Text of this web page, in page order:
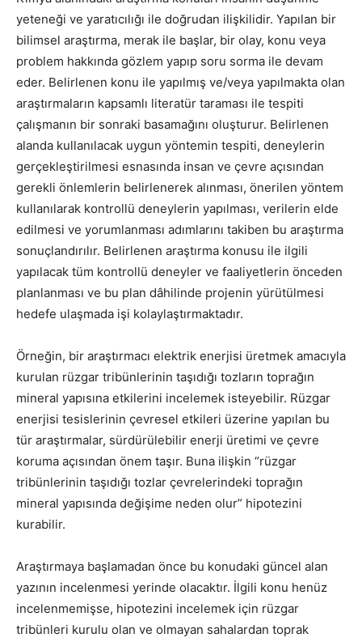
yeteneği ve yaratıcılığı ile doğrudan ilişkilidir. Yapılan bir
bilimsel araştırma, merak ile başlar, bir olay, konu veya
problem hakkında gözlem yapıp soru sorma ile devam
eder. Belirlenen konu ile yapılmış ve/veya yapılmakta olan
araştırmaların kapsamlı literatür taraması ile tespiti
çalışmanın bir sonraki basamağını oluşturur. Belirlenen
alanda kullanılacak uygun yöntemin tespiti, deneylerin
gerçekleştirilmesi esnasında insan ve çevre açısından
gerekli önlemlerin belirlenerek alınması, önerilen yöntem
kullanılarak kontrollü deneylerin yapılması, verilerin elde
edilmesi ve yorumlanması adımlarını takiben bu araştırma
sonuçlandırılır. Belirlenen araştırma konusu ile ilgili
yapılacak tüm kontrollü deneyler ve faaliyetlerin önceden
planlanması ve bu plan dâhilinde projenin yürütülmesi
hedefe ulaşmada işi kolaylaştırmaktadır.
Örneğin, bir araştırmacı elektrik enerjisi üretmek amacıyla
kurulan rüzgar tribünlerinin taşıdığı tozların toprağın
mineral yapısına etkilerini incelemek isteyebilir. Rüzgar
enerjisi tesislerinin çevresel etkileri üzerine yapılan bu
tür araştırmalar, sürdürülebilir enerji üretimi ve çevre
koruma açısından önem taşır. Buna ilişkin “rüzgar
tribünlerinin taşıdığı tozlar çevrelerindeki toprağın
mineral yapısında değişime neden olur” hipotezini
kurabilir.
Araştırmaya başlamadan önce bu konudaki güncel alan
yazının incelenmesi yerinde olacaktır. İlgili konu henüz
incelenmemişse, hipotezini incelemek için rüzgar
tribünleri kurulu olan ve olmayan sahalardan toprak